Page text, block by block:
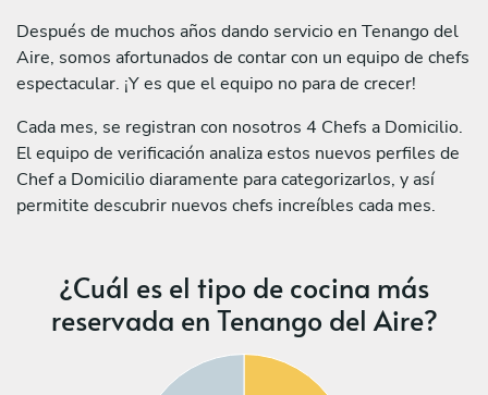
Después de muchos años dando servicio en Tenango del
Aire, somos afortunados de contar con un equipo de chefs
espectacular. ¡Y es que el equipo no para de crecer!
Cada mes, se registran con nosotros 4 Chefs a Domicilio.
El equipo de verificación analiza estos nuevos perfiles de
Chef a Domicilio diaramente para categorizarlos, y así
permitite descubrir nuevos chefs increíbles cada mes.
¿Cuál es el tipo de cocina más
reservada en Tenango del Aire?